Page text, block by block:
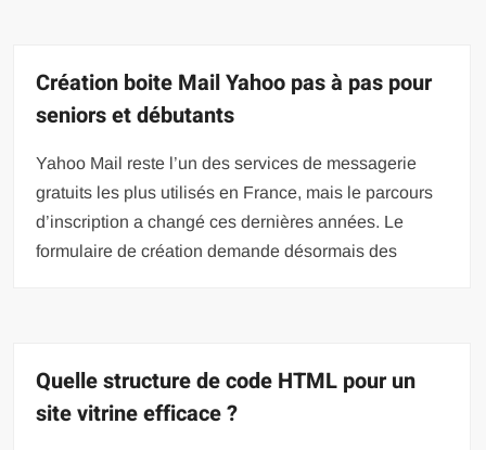
Création boite Mail Yahoo pas à pas pour
seniors et débutants
Yahoo Mail reste l’un des services de messagerie
gratuits les plus utilisés en France, mais le parcours
d’inscription a changé ces dernières années. Le
formulaire de création demande désormais des
Quelle structure de code HTML pour un
site vitrine efficace ?